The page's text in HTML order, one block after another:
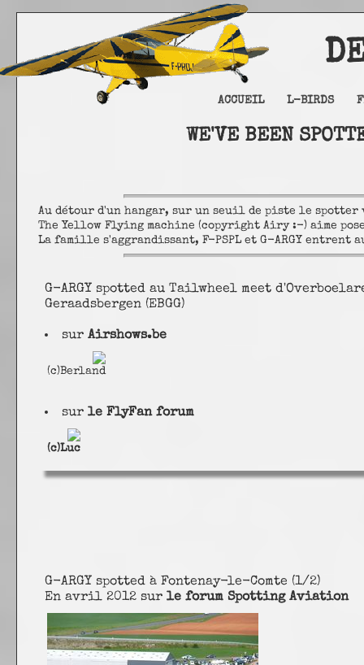
ACCUEIL L-BIRDS
WE'VE BEEN
Au détour d'un hangar, sur un seuil de piste le
The Yellow Flying machine (copyright Airy :-) aime
La famille s'aggrandissant, F-PSPL et G-ARGY entrent
G-ARGY spotted au Tailwheel meet
Geraadsbergen (EBGG)
surAirshows.be
(c)Berland
surle FlyFan forum
(c)Luc
G-ARGY spotted à Fontenay-le-Comte (1/2)
En avril 2012 sur le forum Spotting Aviation